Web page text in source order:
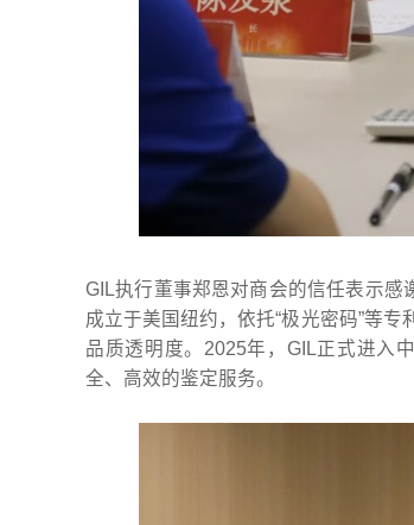
GIL执行董事郑恩对商会的信任表示感
成立于美国纽约，依托“极光密码”等
品质透明度。2025年，GIL正式进入
全、高效的鉴定服务。